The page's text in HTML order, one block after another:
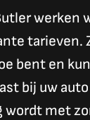
werken
tarieven.
bent en
bij uw
wordt met